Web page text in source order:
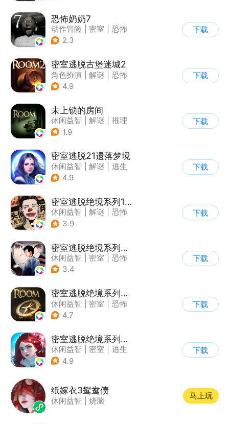
恐怖奶奶7
动作冒险 密室
恐怖
| 恐怖奶奶
2.3
下载
密室逃脱古堡迷城2
角色扮演 解谜
恐怖
| 密室逃脱
4.9
下载
未上锁的房间
休闲益智 解谜
推理
| 脑洞
1.9
下载
密室逃脱21遗落梦境
休闲益智 解谜
逃生
| 密室逃脱
4.9
下载
密室逃脱绝境系列11游乐园
休闲益智 解谜
恐怖
| 密室逃脱
3.9
下载
密室逃脱绝境系列9无人医院
休闲益智 密室
恐怖
| 密室逃脱
3.4
下载
密室逃脱绝境系列2海盗船
休闲益智 密室
恐怖
| 密室逃脱
4.7
下载
密室逃脱绝境系列4迷失森林
休闲益智 密室
逃生
| 密室逃脱
4.9
下载
纸嫁衣3鸳鸯债
休闲益智 烧脑
马上玩